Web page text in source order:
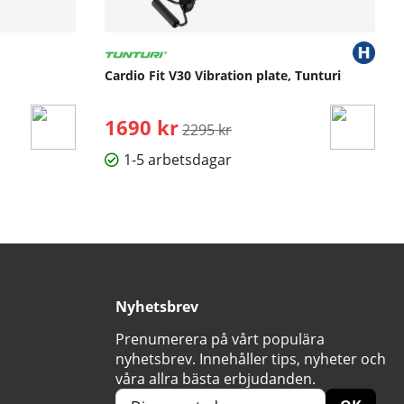
Cardio Fit V30 Vibration plate, Tunturi
1690 kr Ordinarie pris:
2295 kr
1-5 arbetsdagar
Nyhetsbrev
Prenumerera på vårt populära
nyhetsbrev. Innehåller tips, nyheter och
våra allra bästa erbjudanden.